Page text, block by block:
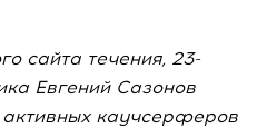
сайта течения, 23-
Евгений Сазонов
активных каучсерферов